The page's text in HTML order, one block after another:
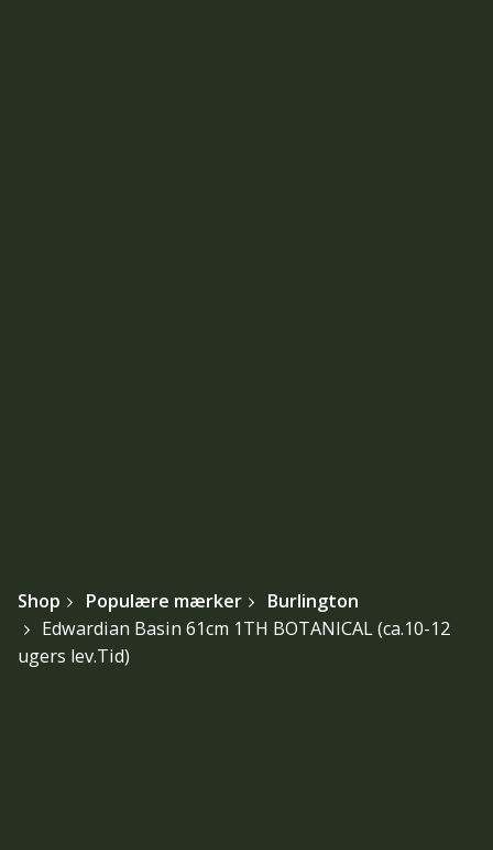
Shop Populære mærker
Burlington
Edwardian Basin 61cm 1TH BOTANICAL (ca.10-12
ugers lev.Tid)